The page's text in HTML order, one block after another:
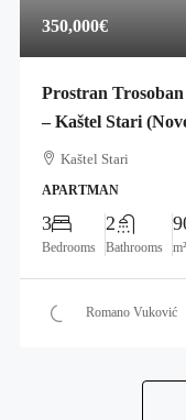
350,000€
Prostran
– Kaštel Stari
Kaštel Stari
APARTMAN
3
Bedrooms
2
Bathrooms m²
Romano Vuković